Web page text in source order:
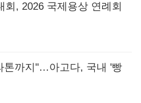
, 2026 국제용상 연례회
톤까지"…아고다, 국내 '빵